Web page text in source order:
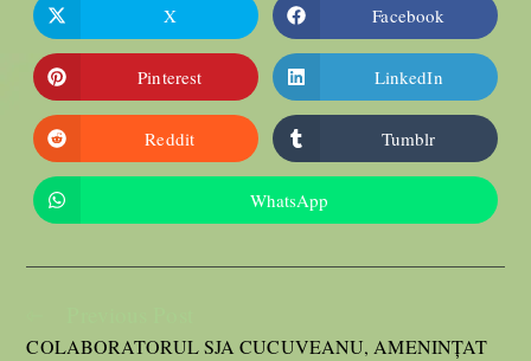
X Facebook
Pinterest LinkedIn
Reddit Tumblr
WhatsApp
COLABORATORUL SJA CUCUVEANU, AMENINȚAT